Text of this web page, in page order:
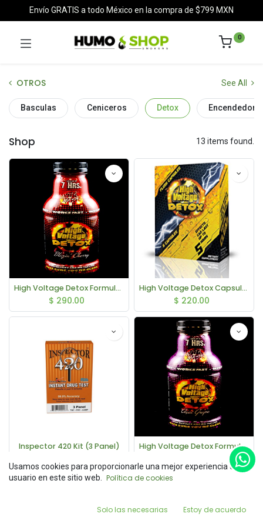
Filters
Envío GRATIS a todo México en la compra de $799 MXN
0
OTROS See All
Basculas Ceniceros Detox
Shop 13 items found.
High Voltage Detox Formula Blazin' Cherry 16fl. oz.
$ 290.00
High Voltage Detox Capsulas (Fast Flush)
$ 220.00
Inspector 420 Kit (3 Panel) High Voltage Detox Formula Acai Grape 16fl. oz.
Usamos cookies para proporcionarle una mejor experiencia de
usuario en este sitio web.
Política de cookies
Solo las necesarias Estoy de acuerdo